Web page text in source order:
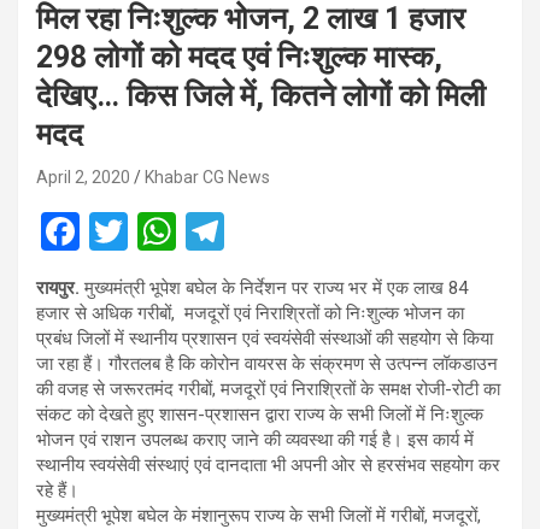
मिल रहा निःशुल्क भोजन, 2 लाख 1 हजार
298 लोगों को मदद एवं निःशुल्क मास्क,
देखिए… किस जिले में, कितने लोगों को मिली
मदद
April 2, 2020 Khabar CG News
F
a
ce
b
o
o
k
T
wi
tt
er
W
h
at
s
A
p
p
el
e
gr
a
m
रायपुर. मुख्यमंत्री भूपेश बघेल के निर्देशन पर राज्य भर में एक लाख 84
हजार से अधिक गरीबों, मजदूरों एवं निराश्रितों को निःशुल्क भोजन का
प्रबंध जिलों में स्थानीय प्रशासन एवं स्वयंसेवी संस्थाओं की सहयोग से किया
जा रहा हैं। गौरतलब है कि कोरोन वायरस के संक्रमण से उत्पन्न लॉकडाउन
की वजह से जरूरतमंद गरीबों, मजदूरों एवं निराश्रितों के समक्ष रोजी-रोटी का
संकट को देखते हुए शासन-प्रशासन द्वारा राज्य के सभी जिलों में निःशुल्क
भोजन एवं राशन उपलब्ध कराए जाने की व्यवस्था की गई है। इस कार्य में
स्थानीय स्वयंसेवी संस्थाएं एवं दानदाता भी अपनी ओर से हरसंभव सहयोग कर
रहे हैं।
मुख्यमंत्री भूपेश बघेल के मंशानुरूप राज्य के सभी जिलों में गरीबों, मजदूरों,